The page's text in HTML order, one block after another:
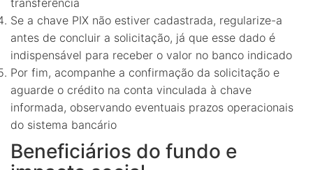
transferência
Se a chave PIX não estiver cadastrada, regularize-a
antes de concluir a solicitação, já que esse dado é
indispensável para receber o valor no banco indicado
Por fim, acompanhe a confirmação da solicitação e
aguarde o crédito na conta vinculada à chave
informada, observando eventuais prazos operacionais
do sistema bancário
Beneficiários do fundo e